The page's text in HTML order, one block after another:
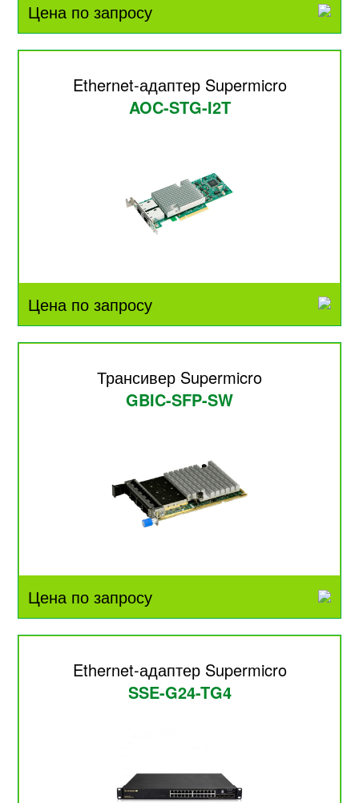
Цена по запросу
Ethernet-адаптер Supermicro
AOC-STG-I2T
Цена по запросу
Трансивер Supermicro
GBIC-SFP-SW
Цена по запросу
Ethernet-адаптер Supermicro
SSE-G24-TG4